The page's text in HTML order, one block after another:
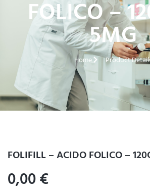
FOLICO –
5MG
Home Product
FOLIFILL – ACIDO FOLICO –
0,00€